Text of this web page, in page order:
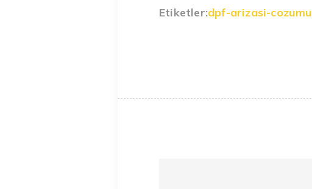
Etiketler:dpf-arizasi-cozumu